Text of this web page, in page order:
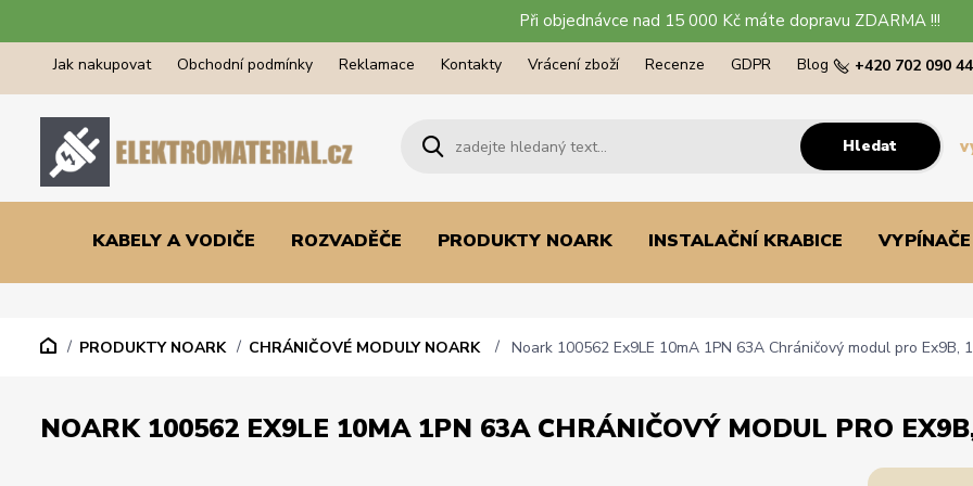
Při objednávce nad 15 000 Kč máte dopravu ZDARMA !!!
Jak nakupovat Obchodní podmínky Reklamace Kontakty Vrácení zboží Recenze GDPR Blog
Hledat
+420 702 090
KABELY A VODIČE ROZVADĚČE PRODUKTY NOARK INSTALAČNÍ KRABICE
PRODUKTY NOARK CHRÁNIČOVÉ MODULY NOARK Noark 100562 Ex9LE 10mA 1PN 63A Chráničový modul pro Ex9B,
NOARK 100562 EX9LE 10MA 1PN 63A CHRÁNIČOVÝ MODUL PRO